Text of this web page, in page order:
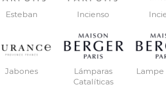
Esteban Incienso
Jabones
Lámparas
Catalíticas